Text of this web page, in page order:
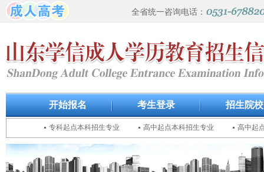
全省统一咨询电话：
开始报名 考生登录 招生院校
专科起点本科招生专业 高中起点本科招生专业 高中起